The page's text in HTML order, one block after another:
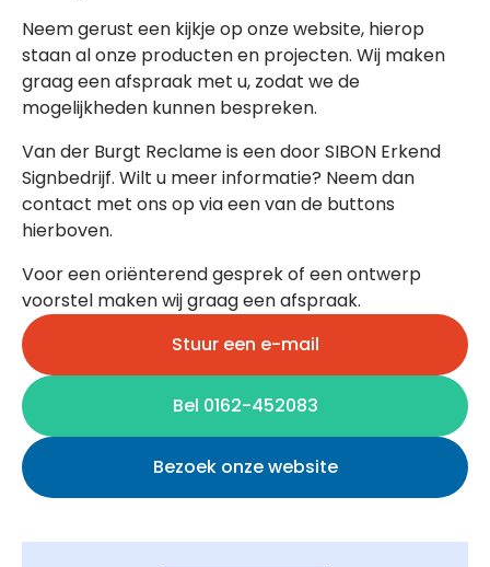
Neem gerust een kijkje op onze website, hierop
staan al onze producten en projecten. Wij maken
graag een afspraak met u, zodat we de
mogelijkheden kunnen bespreken.
Van der Burgt Reclame is een door SIBON Erkend
Signbedrijf. Wilt u meer informatie? Neem dan
contact met ons op via een van de buttons
hierboven.
Voor een oriënterend gesprek of een ontwerp
voorstel maken wij graag een afspraak.
Stuur een e-mail
Bel 0162-452083
Bezoek onze website